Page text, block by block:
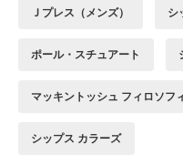
Ｊプレス（メンズ） シ
ポール・スチュアート
マッキントッシュ フィロソフ
シップス カラーズ